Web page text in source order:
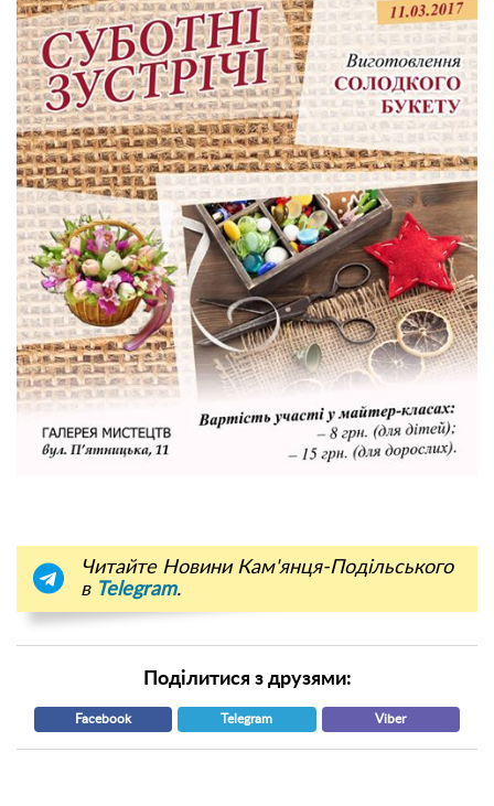
Читайте Новини Кам'янця-Подільського
в Telegram.
Поділитися з друзями:
Facebook Telegram Viber